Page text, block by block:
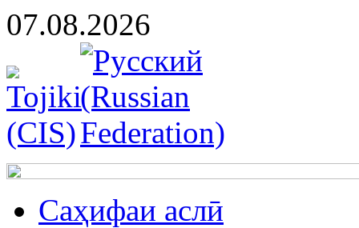
07.08.2026
Cаҳифаи аслӣ